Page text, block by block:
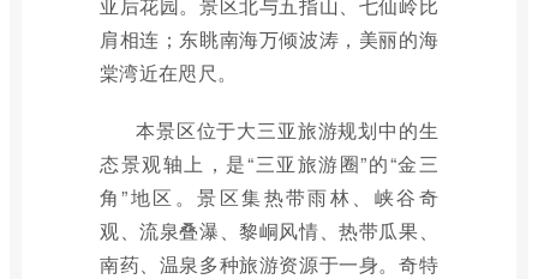
肩相连；东眺南海万倾波涛，美丽的海
棠湾近在咫尺。
本景区位于大三亚旅游规划中的生
态景观轴上，是“三亚旅游圈”的“金三
角”地区。景区集热带雨林、峡谷奇
观、流泉叠瀑、黎峒风情、热带瓜果、
南药、温泉多种旅游资源于一身。奇特